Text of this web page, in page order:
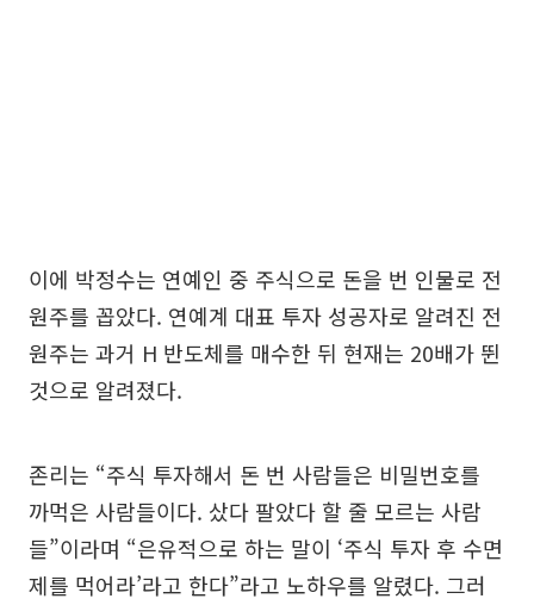
이에 박정수는 연예인 중 주식으로 돈을 번 인물로 전
원주를 꼽았다. 연예계 대표 투자 성공자로 알려진 전
원주는 과거 H 반도체를 매수한 뒤 현재는 20배가 뛴
것으로 알려졌다.
존리는 “주식 투자해서 돈 번 사람들은 비밀번호를
까먹은 사람들이다. 샀다 팔았다 할 줄 모르는 사람
들”이라며 “은유적으로 하는 말이 ‘주식 투자 후 수면
제를 먹어라’라고 한다”라고 노하우를 알렸다. 그러